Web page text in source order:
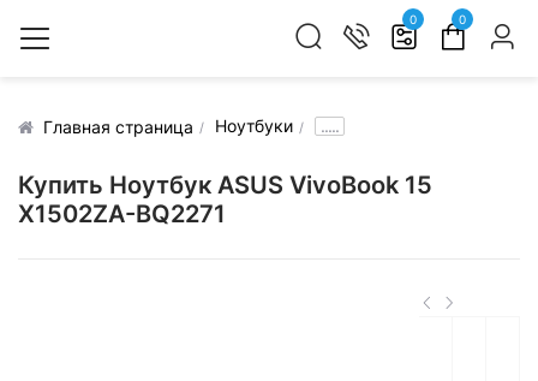
0 0
Главная страница Ноутбуки .....
Купить Ноутбук ASUS VivoBook 15
X1502ZA-BQ2271